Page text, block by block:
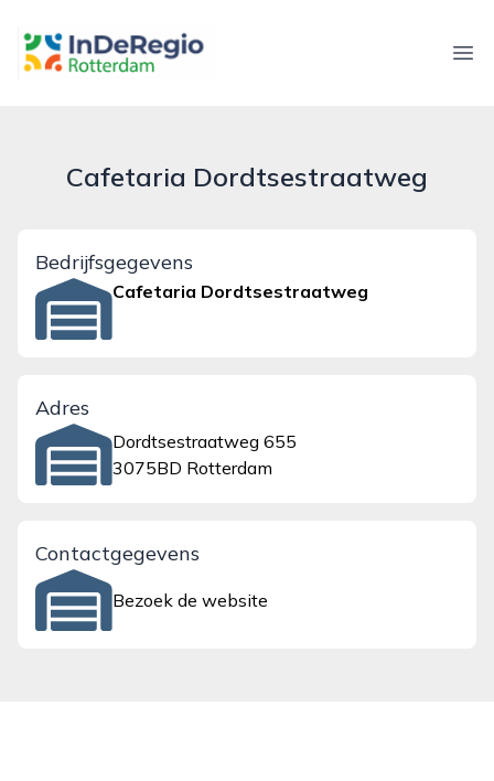
inderegiorotterdam.nl
Cafetaria Dordtsestraatweg
Bedrijfsgegevens
Cafetaria Dordtsestraatweg
Adres
Dordtsestraatweg 655
3075BD Rotterdam
Contactgegevens
Bezoek de website